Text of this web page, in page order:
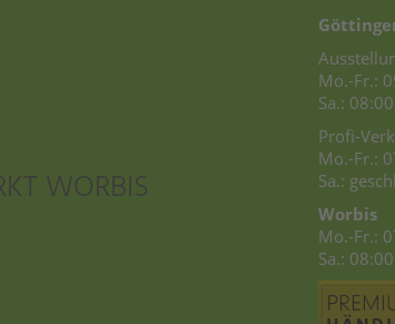
WORBIS
Mo.-Fr.:
Sa.:
Profi-
Mo.-Fr.:
Sa.:
Worbis
Mo.-Fr.:
Sa.: